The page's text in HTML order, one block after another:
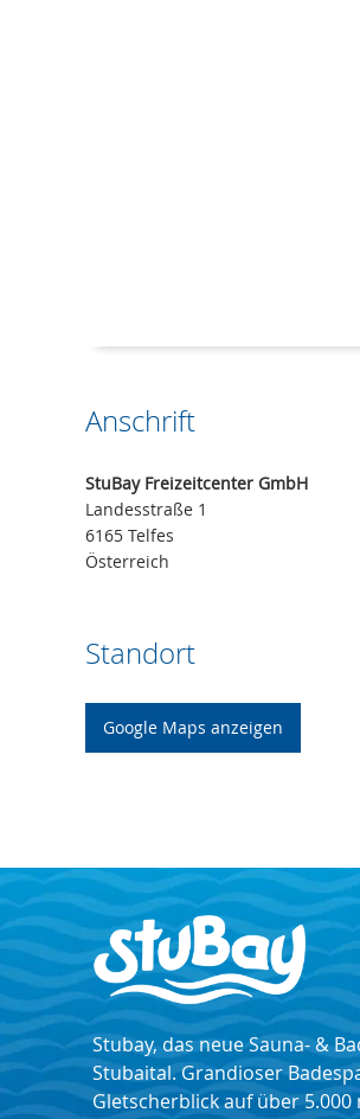
Anschrift
StuBay Freizeitcenter GmbH
Landesstraße 1
6165 Telfes
Österreich
Standort
Google Maps anzeigen
Stubay, das neue Sauna- &
Stubaital. Grandioser
Gletscherblick auf über 5.000